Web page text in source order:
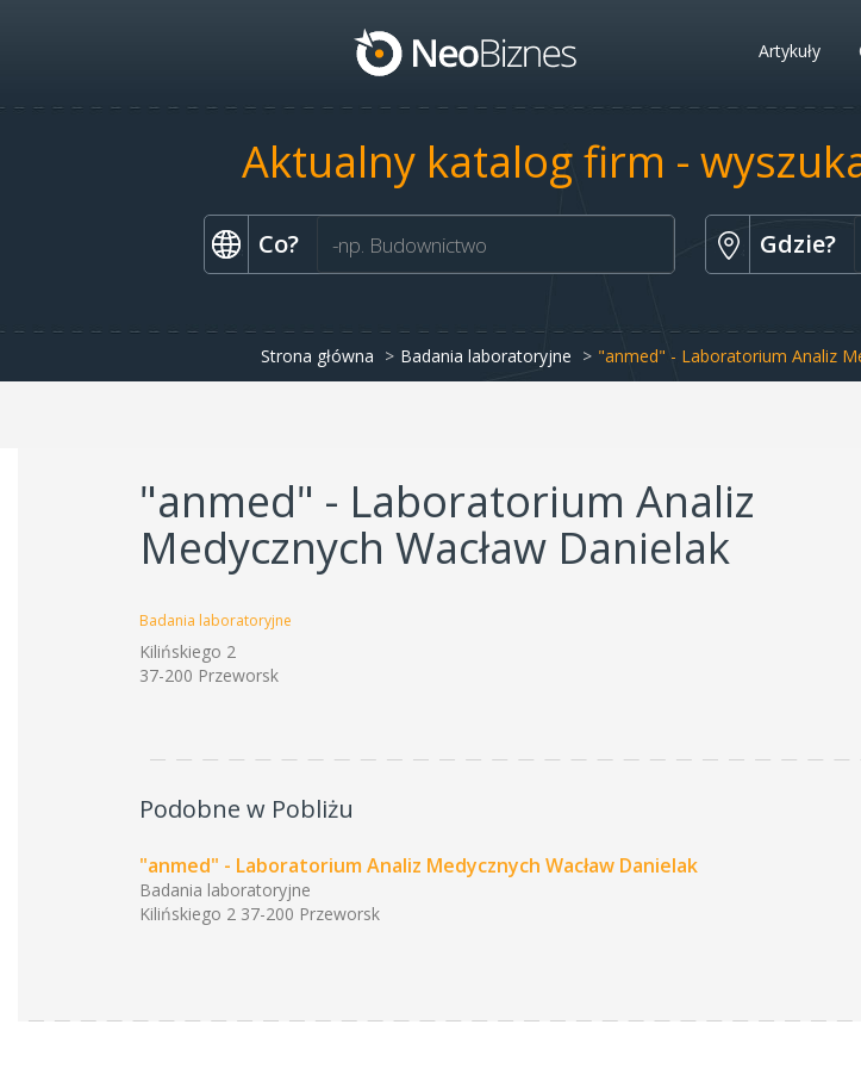
Artykuły
Aktualny katalog firm -
Co? Gdzie?
Strona główna Badania laboratoryjne "anmed" - Laboratorium Analiz
"anmed" - Laboratorium Analiz
Medycznych Wacław Danielak
Badania laboratoryjne
Kilińskiego 2
37-200 Przeworsk
Podobne w Pobliżu
"anmed" - Laboratorium Analiz Medycznych Wacław Danielak
Badania laboratoryjne
Kilińskiego 2 37-200 Przeworsk